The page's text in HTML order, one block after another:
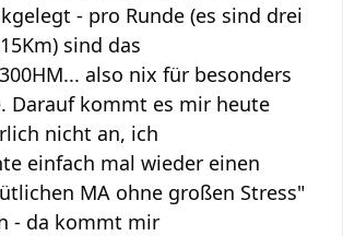
- pro Runde (es sind drei
sind das
also nix für besonders
Darauf kommt es mir heute
nicht an, ich
einfach mal wieder einen
MA ohne großen Stress"
- da kommt mir